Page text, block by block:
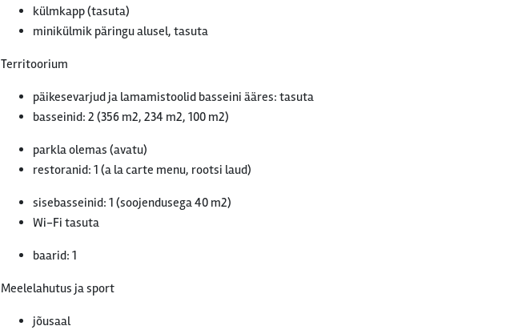
külmkapp (tasuta)
minikülmik päringu alusel, tasuta
Territoorium
päikesevarjud ja lamamistoolid basseini ääres: tasuta
basseinid: 2 (356 m2, 234 m2, 100 m2)
parkla olemas (avatu)
restoranid: 1 (a la carte menu, rootsi laud)
sisebasseinid: 1 (soojendusega 40 m2)
Wi-Fi tasuta
baarid: 1
Meelelahutus ja sport
jõusaal